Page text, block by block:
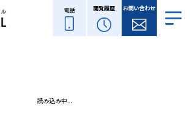
電話 閲覧履歴 お問い合わせ
読み込み中...